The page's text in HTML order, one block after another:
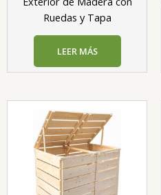
Ruedas y Tapa
LEER MÁS